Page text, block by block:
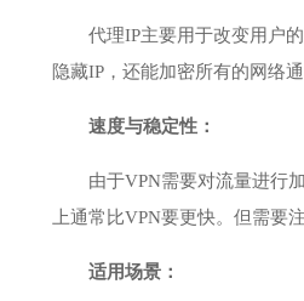
代理IP主要用于改变用户
隐藏IP，还能加密所有的网络
速度与稳定性：
由于VPN需要对流量进行
上通常比VPN要更快。但需要
适用场景：